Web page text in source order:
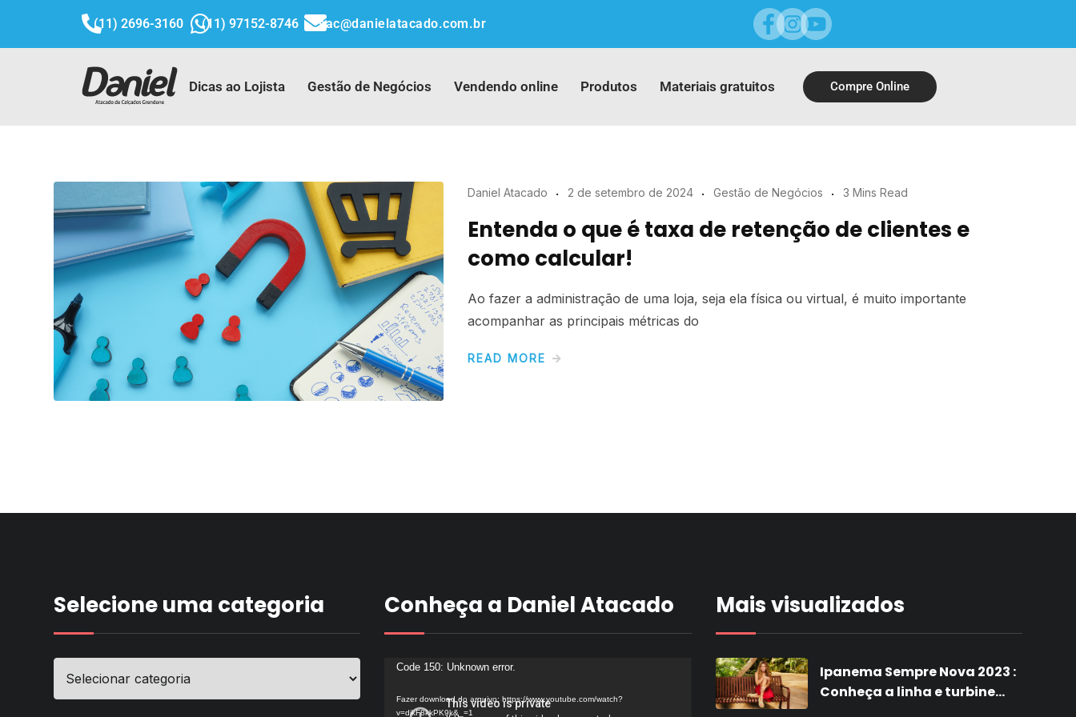
(11) 2696-3160 (11) 97152-8746 sac@danielatacado.com.br
Dicas ao Lojista Gestão de Negócios Vendendo online Produtos Materiais gratuitos Compre Online
Daniel Atacado 2 de setembro de 2024 Gestão de Negócios 3 Mins Read
Entenda o que é taxa de retenção de clientes e
como calcular!
Ao fazer a administração de uma loja, seja ela física ou virtual, é muito importante
acompanhar as principais métricas do
READ MORE
Selecione uma categoria Conheça a Daniel Atacado
Tocador
vídeo
Code 150: Unknown error.
Fazer download do arquivo: https://www.youtube.com/watch?
v=dikF8kkPK9k&_=1
Mais visualizados
Ipanema Sempre Nova 2023 :
Conheça a linha e turbine